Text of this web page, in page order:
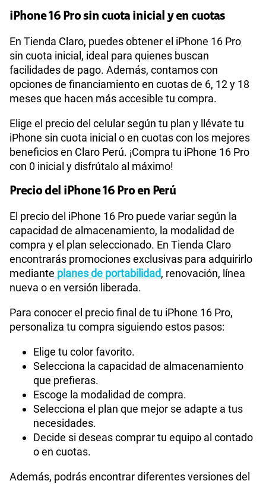
iPhone 16 Pro sin cuota inicial y en cuotas
En Tienda Claro, puedes obtener el iPhone 16 Pro
sin cuota inicial, ideal para quienes buscan
facilidades de pago. Además, contamos con
opciones de financiamiento en cuotas de 6, 12 y 18
meses que hacen más accesible tu compra.
Elige el precio del celular según tu plan y llévate tu
iPhone sin cuota inicial o en cuotas con los mejores
beneficios en Claro Perú. ¡Compra tu iPhone 16 Pro
con 0 inicial y disfrútalo al máximo!
Precio del iPhone 16 Pro en Perú
El precio del iPhone 16 Pro puede variar según la
capacidad de almacenamiento, la modalidad de
compra y el plan seleccionado. En Tienda Claro
encontrarás promociones exclusivas para adquirirlo
mediante planes de portabilidad, renovación, línea
nueva o en versión liberada.
Para conocer el precio final de tu iPhone 16 Pro,
personaliza tu compra siguiendo estos pasos:
Elige tu color favorito.
Selecciona la capacidad de almacenamiento
que prefieras.
Escoge la modalidad de compra.
Selecciona el plan que mejor se adapte a tus
necesidades.
Decide si deseas comprar tu equipo al contado
o en cuotas.
Además, podrás encontrar diferentes versiones del